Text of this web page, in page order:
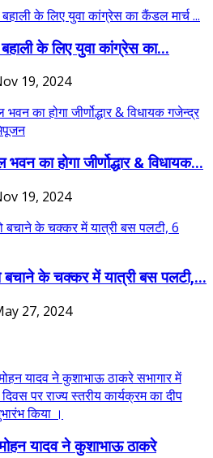
के लिए युवा कांग्रेस का...
19, 2024
का होगा जीर्णोद्धार & विधायक...
19, 2024
बचाने के चक्कर में यात्री बस पलटी,...
27, 2024
यादव ने कुशाभाऊ ठाकरे